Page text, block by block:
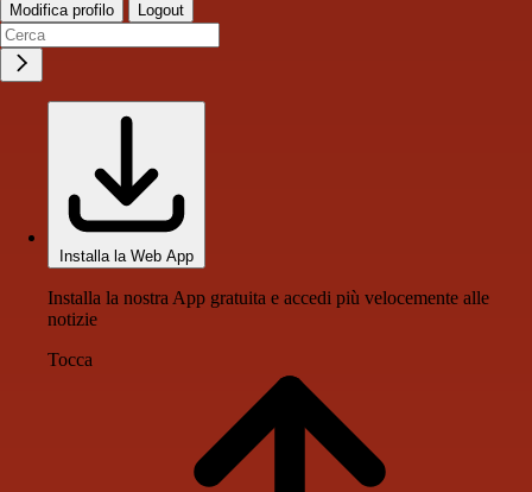
Modifica profilo Logout
Installa la Web App
Installa la nostra App gratuita e accedi più velocemente alle
notizie
Tocca